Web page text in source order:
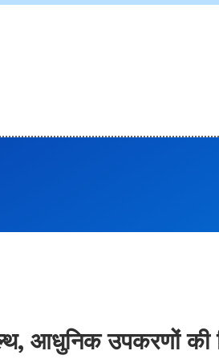
आधुनिक उपकरणों की